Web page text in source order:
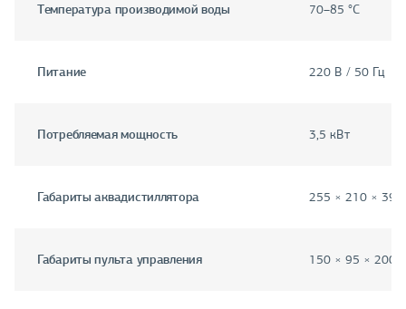
Температура производимой воды 70–85 °C
Питание 220 В / 50 Гц
Потребляемая мощность 3,5 кВт
Габариты аквадистиллятора 255 × 210 ×
Габариты пульта управления 150 × 95 × 200